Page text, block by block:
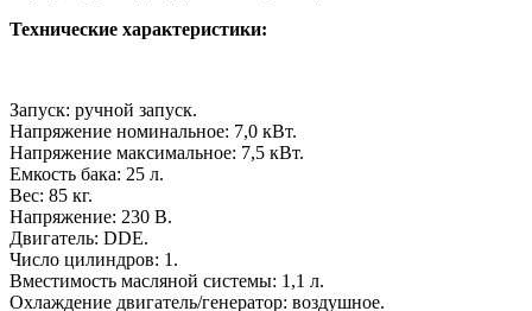
Технические характеристики:
Запуск: ручной запуск.
Напряжение номинальное: 7,0 кВт.
Напряжение максимальное: 7,5 кВт.
Емкость бака: 25 л.
Вес: 85 кг.
Напряжение: 230 В.
Двигатель: DDE.
Число цилиндров: 1.
Вместимость масляной системы: 1,1 л.
Охлаждение двигатель/генератор: воздушное.